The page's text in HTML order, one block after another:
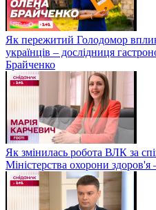
Як пережитий Голодомор
українців – дослідниця
Брайченко
Як змінилась робота ВЛК за
Міністерства охорони